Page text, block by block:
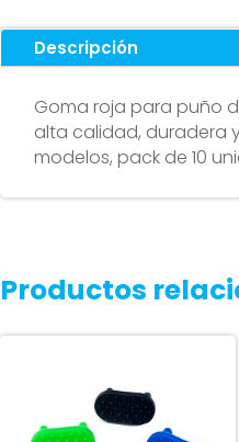
10)
cantidad
Descripción
Goma roja para puño
alta calidad, duradera
modelos, pack de 10
Productos